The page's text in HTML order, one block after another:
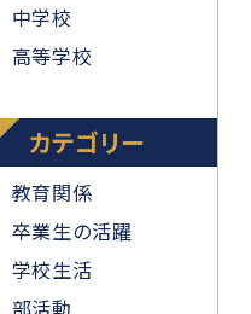
中学校
高等学校
カテゴリー
教育関係
卒業生の活躍
学校生活
部活動